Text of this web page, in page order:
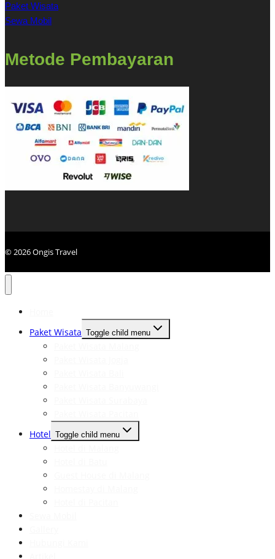
Paket Wisata
Sewa Mobil
Metode Pembayaran
© 2026 Ongis Travel
Paket Wisata Toggle child menu
Hotel Toggle child menu